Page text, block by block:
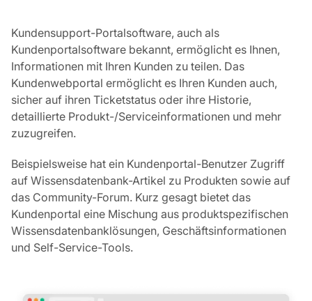
Kundensupport-Portalsoftware, auch als
Kundenportalsoftware bekannt, ermöglicht es Ihnen,
Informationen mit Ihren Kunden zu teilen. Das
Kundenwebportal ermöglicht es Ihren Kunden auch,
sicher auf ihren Ticketstatus oder ihre Historie,
detaillierte Produkt-/Serviceinformationen und mehr
zuzugreifen.
Beispielsweise hat ein Kundenportal-Benutzer Zugriff
auf Wissensdatenbank-Artikel zu Produkten sowie auf
das Community-Forum. Kurz gesagt bietet das
Kundenportal eine Mischung aus produktspezifischen
Wissensdatenbanklösungen, Geschäftsinformationen
und Self-Service-Tools.